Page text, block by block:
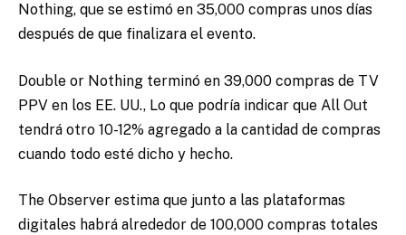
Nothing, que se estimó en 35,000 compras unos días
después de que finalizara el evento.
Double or Nothing terminó en 39,000 compras de TV
PPV en los EE. UU., Lo que podría indicar que All Out
tendrá otro 10-12% agregado a la cantidad de compras
cuando todo esté dicho y hecho.
The Observer estima que junto a las plataformas
digitales habrá alrededor de 100,000 compras totales